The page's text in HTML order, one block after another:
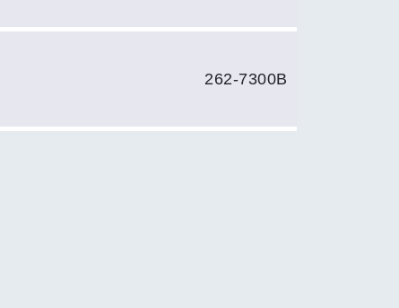
262-7300B